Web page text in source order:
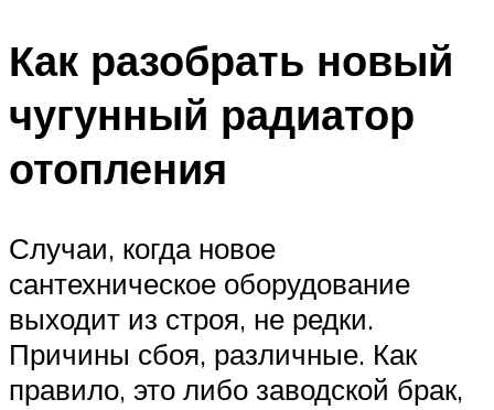
Как разобрать новый
чугунный радиатор
отопления
Случаи, когда новое
сантехническое оборудование
выходит из строя, не редки.
Причины сбоя, различные. Как
правило, это либо заводской брак,